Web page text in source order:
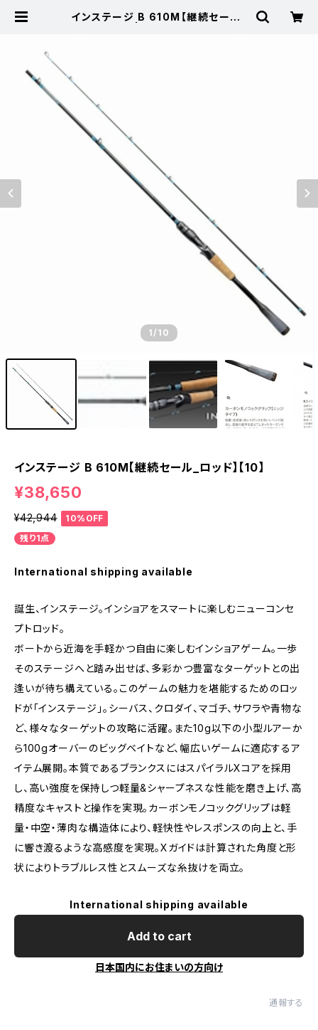
インステージ B 610M【継続セール_
1/10
インステージ B 610M【継続セール_ロッド】【10】
¥38,650
¥42,944
10%OFF
残り1点
International shipping available
誕生、インステージ。インショアをスマートに楽しむニューコンセ
プトロッド。
ボートから近海を手軽かつ自由に楽しむインショアゲーム。一歩
そのステージへと踏み出せば、多彩かつ豊富なターゲットとの出
逢いが待ち構えている。このゲームの魅力を堪能するためのロッ
ドが「インステージ」。シーバス、クロダイ、マゴチ、サワラや青物な
ど、様々なターゲットの攻略に活躍。また10g以下の小型ルアーか
ら100gオーバーのビッグベイトなど、幅広いゲームに適応するア
イテム展開。本質であるブランクスにはスパイラルXコアを採用
し、高い強度を保持しつ軽量&シャープネスな性能を磨き上げ、高
精度なキャストと操作を実現。カーボンモノコックグリップは軽
量・中空・薄肉な構造体により、軽快性やレスポンスの向上と、手
に響き渡るような高感度を実現。Xガイドは計算された角度と形
状によりトラブルレス性とスムーズな糸抜けを両立。
International shipping available
Add to cart
日本国内にお住まいの方向け
通報する